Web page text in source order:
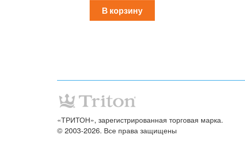
В корзину
«ТРИТОН», зарегистрированная торговая марка.
© 2003-2026. Все права защищены